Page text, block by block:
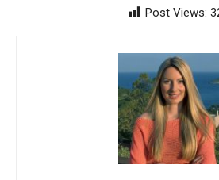
Post Views: